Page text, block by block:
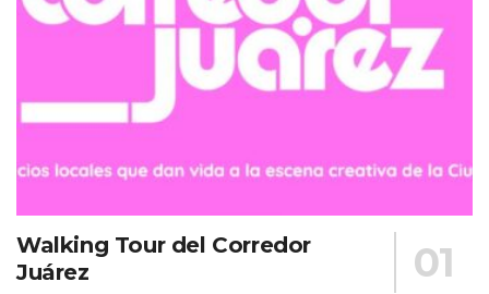
enormes ventanales, la mansión también incluye una
casa de muñecas de dos pisos, una cancha de croquet
iluminada, alberca con vista al océano y un carrusel
antiguo junto a una arboleda de eucaliptos.
Walking Tour del Corredor
Juárez